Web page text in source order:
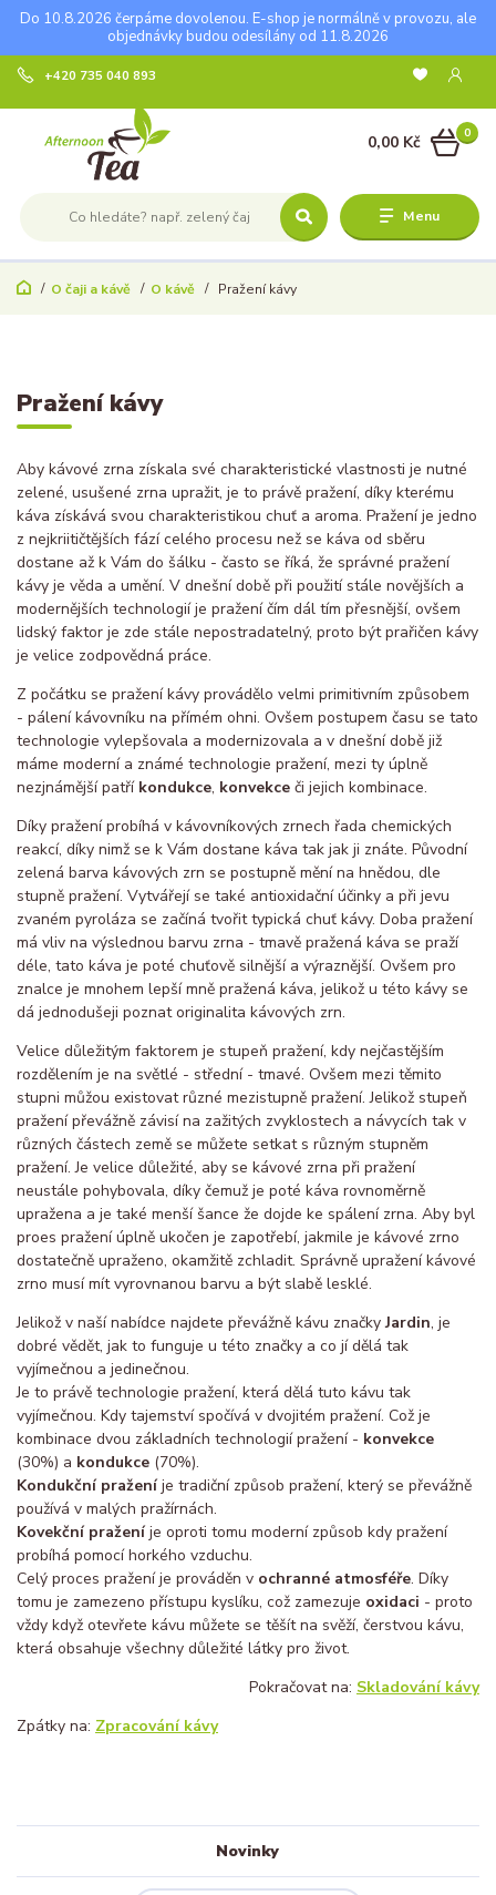
Do 10.8.2026 čerpáme dovolenou. E-shop je normálně v provozu, ale
objednávky budou odesílány od 11.8.2026
Menu
+420 735 040 893
0
0,00 Kč
O čaji a kávě O kávě Pražení kávy
Novinky
Pražení kávy
Aby kávové zrna získala své charakteristické vlastnosti je nutné
zelené, usušené zrna upražit, je to právě pražení, díky kterému
káva získává svou charakteristikou chuť a aroma. Pražení je jedno
z nejkriitičtějších fází celého procesu než se káva od sběru
dostane až k Vám do šálku - často se říká, že správné pražení
kávy je věda a umění. V dnešní době při použití stále novějších a
modernějších technologií je pražení čím dál tím přesnější, ovšem
lidský faktor je zde stále nepostradatelný, proto být prařičen kávy
je velice zodpovědná práce.
Z počátku se pražení kávy provádělo velmi primitivním způsobem
- pálení kávovníku na přímém ohni. Ovšem postupem času se tato
technologie vylepšovala a modernizovala a v dnešní době již
máme moderní a známé technologie pražení, mezi ty úplně
nezjnámější patří kondukce, konvekce či jejich kombinace.
Díky pražení probíhá v kávovníkových zrnech řada chemických
reakcí, díky nimž se k Vám dostane káva tak jak ji znáte. Původní
zelená barva kávových zrn se postupně mění na hnědou, dle
stupně pražení. Vytvářejí se také antioxidační účinky a při jevu
zvaném pyroláza se začíná tvořit typická chuť kávy. Doba pražení
má vliv na výslednou barvu zrna - tmavě pražená káva se praží
déle, tato káva je poté chuťově silnější a výraznější. Ovšem pro
znalce je mnohem lepší mně pražená káva, jelikož u této kávy se
dá jednodušeji poznat originalita kávových zrn.
Velice důležitým faktorem je stupeň pražení, kdy nejčastějším
rozdělením je na světlé - střední - tmavé. Ovšem mezi těmito
stupni můžou existovat různé mezistupně pražení. Jelikož stupeň
pražení převážně závisí na zažitých zvyklostech a návycích tak v
různých částech země se můžete setkat s různým stupněm
pražení. Je velice důležité, aby se kávové zrna při pražení
neustále pohybovala, díky čemuž je poté káva rovnoměrně
upražena a je také menší šance že dojde ke spálení zrna. Aby byl
proes pražení úplně ukočen je zapotřebí, jakmile je kávové zrno
dostatečně upraženo, okamžitě zchladit. Správně upražení kávové
zrno musí mít vyrovnanou barvu a být slabě lesklé.
Jelikož v naší nabídce najdete převážně kávu značkyJardin, je
dobré vědět, jak to funguje u této značky a co jí dělá tak
vyjímečnou a jedinečnou.
Je to právě technologie pražení, která dělá tuto kávu tak
vyjímečnou. Kdy tajemství spočívá v dvojitém pražení. Což je
kombinace dvou základních technologií pražení - konvekce
(30%) a kondukce (70%).
Kondukční praženíje tradiční způsob pražení, který se převážně
používá v malých pražírnách.
Kovekční praženíje oproti tomu moderní způsob kdy pražení
probíhá pomocí horkého vzduchu.
Celý proces pražení je prováděn v ochranné atmosféře. Díky
tomu je zamezeno přístupu kyslíku, což zamezuje oxidaci - proto
vždy když otevřete kávu můžete se těšít na svěží, čerstvou kávu,
která obsahuje všechny důležité látky pro život.
Pokračovat na: Skladování kávy
Zpátky na: Zpracování kávy